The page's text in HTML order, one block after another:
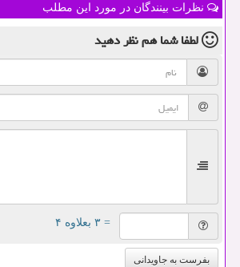
نظرات بینندگان در مورد این مطلب
لطفا شما همنظر دهید
= ۳ بعلاوه ۴
بفرست به جاویدانی